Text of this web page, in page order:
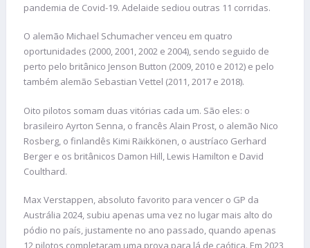
pandemia de Covid-19. Adelaide sediou outras 11 corridas.
O alemão Michael Schumacher venceu em quatro
oportunidades (2000, 2001, 2002 e 2004), sendo seguido de
perto pelo britânico Jenson Button (2009, 2010 e 2012) e pelo
também alemão Sebastian Vettel (2011, 2017 e 2018).
Oito pilotos somam duas vitórias cada um. São eles: o
brasileiro Ayrton Senna, o francês Alain Prost, o alemão Nico
Rosberg, o finlandês Kimi Räikkönen, o austríaco Gerhard
Berger e os britânicos Damon Hill, Lewis Hamilton e David
Coulthard.
Max Verstappen, absoluto favorito para vencer o GP da
Austrália 2024, subiu apenas uma vez no lugar mais alto do
pódio no país, justamente no ano passado, quando apenas
12 pilotos completaram uma prova para lá de caótica. Em 2023,